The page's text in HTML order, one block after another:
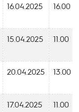
16.04.2025 16.00
15.04.2025 11.00
20.04.2025 13.00
17.04.2025 11.00